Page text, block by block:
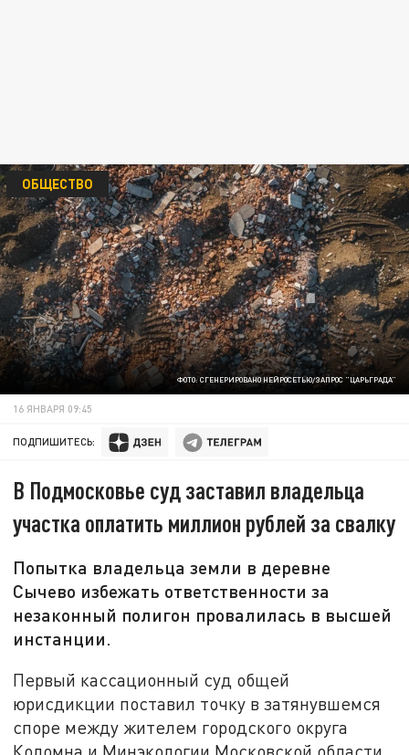
ФОТО: СГЕНЕРИРОВАНО НЕЙРОСЕТЬЮ/ЗАПРОС "ЦАРЬГРАДА"
ОБЩЕСТВО
16 ЯНВАРЯ 09:45
ПОДПИШИТЕСЬ:
В Подмосковье суд заставил владельца
участка оплатить миллион рублей за свалку
Попытка владельца земли в деревне
Сычево избежать ответственности за
незаконный полигон провалилась в высшей
инстанции.
Первый кассационный суд общей
юрисдикции поставил точку в затянувшемся
споре между жителем городского округа
Коломна и Минэкологии Московской области.